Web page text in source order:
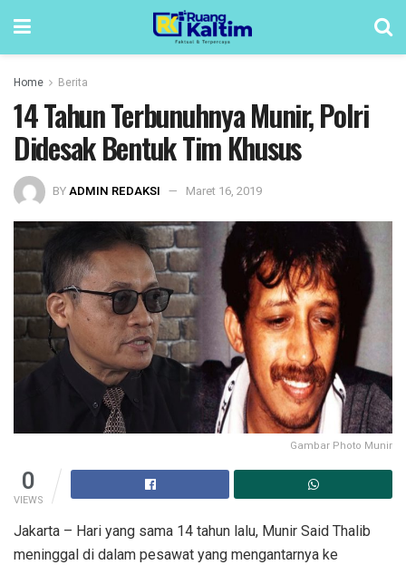
Home Berita
14 Tahun Terbunuhnya Munir, Polri
Didesak Bentuk Tim Khusus
BYADMIN REDAKSI Maret 16, 2019
Gambar Photo Munir
0
VIEWS
Jakarta – Hari yang sama 14 tahun lalu, Munir Said Thalib
meninggal di dalam pesawat yang mengantarnya ke